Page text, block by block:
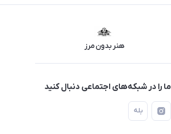
هنر بدون مرز
ما را در شبکه‌های اجتماعی دنبال کنید
بله